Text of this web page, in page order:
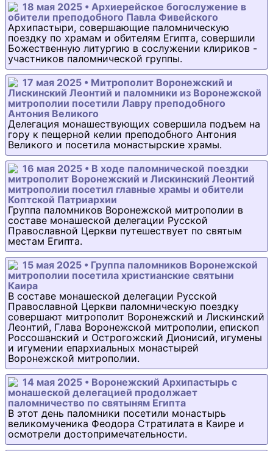
18 мая 2025 • Архиерейское богослужение в
обители преподобного Павла Фивейского
Архипастыри, совершающие паломническую
поездку по храмам и обителям Египта, совершили
Божественную литургию в сослужении клириков -
участников паломнической группы.
17 мая 2025 • Митрополит Воронежский и
Лискинский Леонтий и паломники из Воронежской
митрополии посетили Лавру преподобного
Антония Великого
Делегация монашествующих совершила подъем на
гору к пещерной келии преподобного Антония
Великого и посетила монастырские храмы.
16 мая 2025 • В ходе паломнической поездки
митрополит Воронежский и Лискинский Леонтий
митрополии посетил главные храмы и обители
Коптской Патриархии
Группа паломников Воронежской митрополии в
составе монашеской делегации Русской
Православной Церкви путешествует по святым
местам Египта.
15 мая 2025 • Группа паломников Воронежской
митрополии посетила христианские святыни
Каира
В составе монашеской делегации Русской
Православной Церкви паломническую поездку
совершают митрополит Воронежский и Лискинский
Леонтий, Глава Воронежской митрополии, епископ
Россошанский и Острогожский Дионисий, игумены
и игумении епархиальных монастырей
Воронежской митрополии.
14 мая 2025 • Воронежский Архипастырь с
монашеской делегацией продолжает
паломничество по святыням Египта
В этот день паломники посетили монастырь
великомученика Феодора Стратилата в Каире и
осмотрели достопримечательности.